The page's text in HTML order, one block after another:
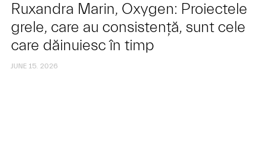
Ruxandra Marin, Oxygen: Proiectele
grele, care au consistență, sunt cele
care dăinuiesc în timp
JUNE 15. 2026